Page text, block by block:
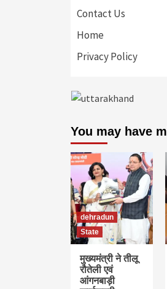
Contact Us
Home
Privacy Policy
You may have
dehradun
State
मुख्यमंत्री ने तीलू
रौतेली एवं
आंगनबाड़ी